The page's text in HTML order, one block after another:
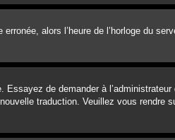
alors l’heure de l’horloge du
de demander à
traduction. Veuillez vous rendre